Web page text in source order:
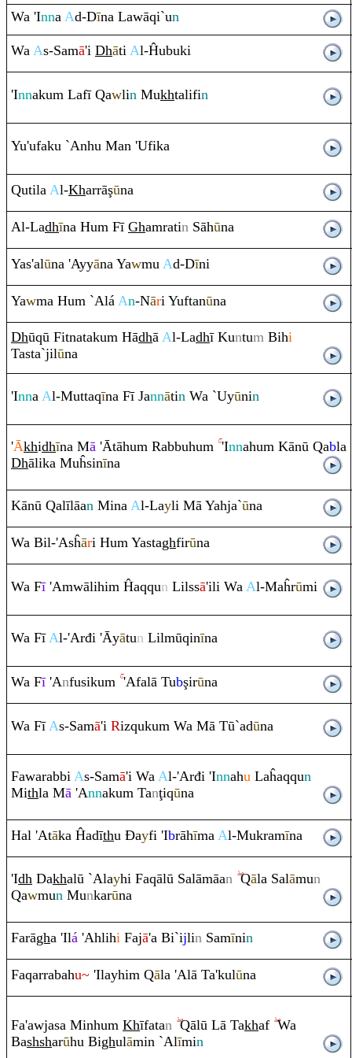
Wa 'Inna Ad-Dīna Lawāqi`un
Wa As-Samā'i Dhāti Al-Ĥubuki
'Innakum Lafī Qawlin Mukhtalifin
Yu'ufaku `Anhu Man 'Ufika
Qutila Al-Kharrāşūna
Al-Ladhīna Hum Fī Ghamratin Sāhūna
Yas'alūna 'Ayyāna Yawmu Ad-Dīni
Yawma Hum `Alá An-Nāri Yuftanūna
Dhūqū Fitnatakum Hādhā Al-Ladhī Kuntum Bihi
Tasta`jilūna
'Inna Al-Muttaqīna Fī Jannātin Wa `Uyūnin
'Ākhidhīna Mā 'Ātāhum Rabbuhum 'Innahum Kānū Qabla
Dhālika Muĥsinīna
Kānū Qalīlāan Mina Al-Layli Mā Yahja`ūna
Wa Bil-'Asĥāri Hum Yastaghfirūna
Wa Fī'Amwālihim Ĥaqqun Lilssā'ili Wa Al-Maĥrūmi
Wa FīAl-'Arđi 'Āyātun Lilmūqinīna
Wa Fī'Anfusikum 'Afalā Tubşirūna
Wa FīAs-Samā'i Rizqukum Wa Mā Tū`adūna
Fawarabbi As-Samā'i Wa Al-'Arđi 'Innahu Laĥaqqun
Mithla Mā 'Annakum Tanţiqūna
Hal 'Atāka Ĥadīthu Đayfi 'Ibrāhīma Al-Mukramīna
'Idh Dakhalū `Alayhi Faqālū Salāmāan Qāla Salāmun
Qawmun Munkarūna
Farāgha 'Ilá 'Ahlihi Fajā'a Bi`ijlin Samīnin
Faqarrabahu~ 'Ilayhim Qāla 'Alā Ta'kulūna
Fa'awjasa Minhum Khīfatan Qālū Lā Takhaf Wa
Bashsharūhu Bighulāmin `Alīmin